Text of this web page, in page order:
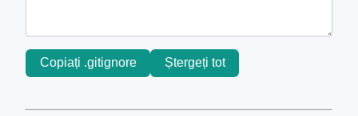
Copiați .gitignore Ștergeți tot